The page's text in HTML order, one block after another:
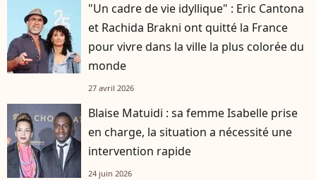
"Un cadre de vie idyllique" : Eric Cantona
et Rachida Brakni ont quitté la France
pour vivre dans la ville la plus colorée du
monde
27 avril 2026
Blaise Matuidi : sa femme Isabelle prise
en charge, la situation a nécessité une
intervention rapide
24 juin 2026